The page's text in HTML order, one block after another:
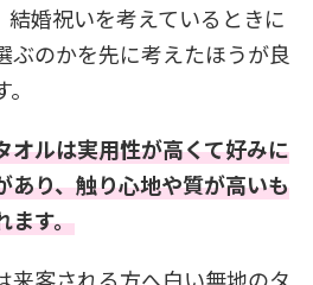
結婚祝いを考えているときに
ぶのかを先に考えたほうが良
オルは実用性が高くて好みに
あり、触り心地や質が高いも
ます。
来客される方へ白い無地のタ